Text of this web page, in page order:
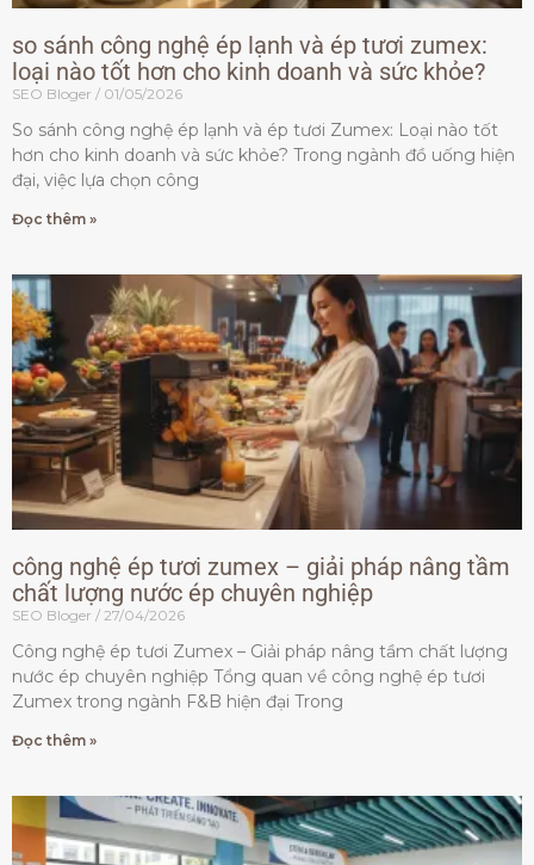
so sánh công nghệ ép lạnh và ép tươi zumex:
loại nào tốt hơn cho kinh doanh và sức khỏe?
SEO Bloger 01/05/2026
So sánh công nghệ ép lạnh và ép tươi Zumex: Loại nào tốt
hơn cho kinh doanh và sức khỏe? Trong ngành đồ uống hiện
đại, việc lựa chọn công
Đọc thêm »
công nghệ ép tươi zumex – giải pháp nâng tầm
chất lượng nước ép chuyên nghiệp
SEO Bloger 27/04/2026
Công nghệ ép tươi Zumex – Giải pháp nâng tầm chất lượng
nước ép chuyên nghiệp Tổng quan về công nghệ ép tươi
Zumex trong ngành F&B hiện đại Trong
Đọc thêm »